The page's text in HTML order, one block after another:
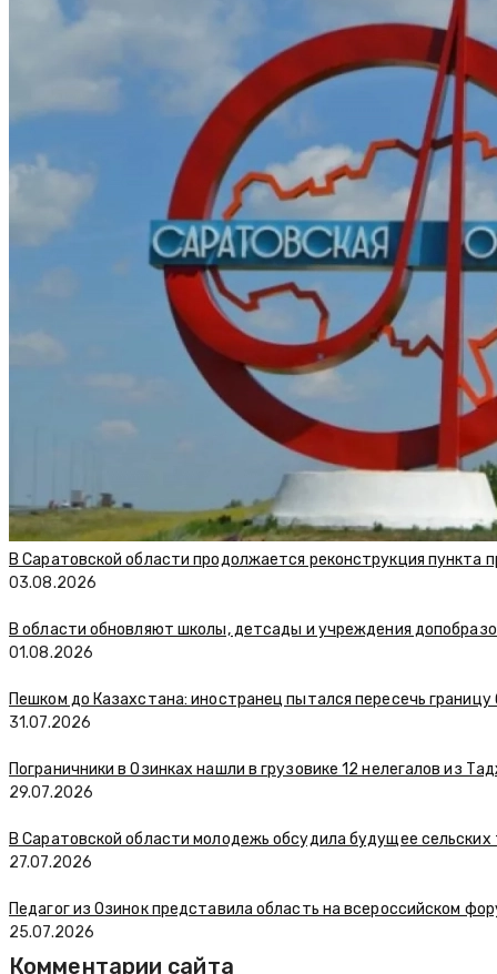
В Саратовской области продолжается реконструкция пункта
03.08.2026
В области обновляют школы, детсады и учреждения
01.08.2026
Пешком до Казахстана: иностранец пытался пересечь
31.07.2026
Пограничники в Озинках нашли в грузовике 12 нелегалов из
29.07.2026
В Саратовской области молодежь обсудила будущее сельских
27.07.2026
Педагог из Озинок представила область на всероссийском
25.07.2026
Комментарии сайта